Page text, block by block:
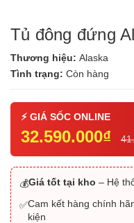
Tủ đông đứng
Thương hiệu: Alaska
Tình trạng: Còn hàng
32.590.000₫
💰Giá tốt tại kho – Hệ
✅Cam kết hàng chính
kiện